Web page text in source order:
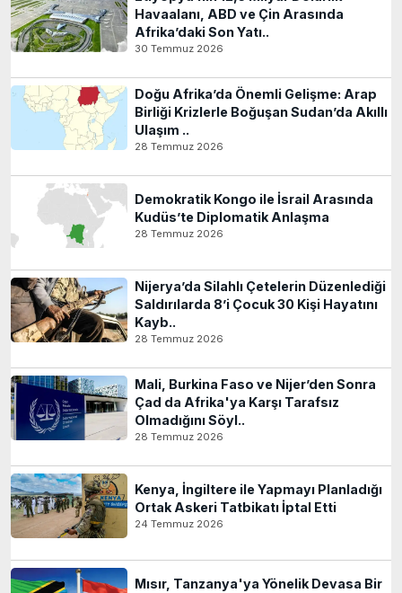
Havaalanı, ABD ve Çin Arasında
Afrika’daki Son Yatı..
30 Temmuz 2026
Doğu Afrika’da Önemli Gelişme: Arap
Birliği Krizlerle Boğuşan Sudan’da Akıllı
Ulaşım ..
28 Temmuz 2026
Demokratik Kongo ile İsrail Arasında
Kudüs’te Diplomatik Anlaşma
28 Temmuz 2026
Nijerya’da Silahlı Çetelerin Düzenlediği
Saldırılarda 8’i Çocuk 30 Kişi Hayatını
Kayb..
28 Temmuz 2026
Mali, Burkina Faso ve Nijer’den Sonra
Çad da Afrika'ya Karşı Tarafsız
Olmadığını Söyl..
28 Temmuz 2026
Kenya, İngiltere ile Yapmayı Planladığı
Ortak Askeri Tatbikatı İptal Etti
24 Temmuz 2026
Mısır, Tanzanya'ya Yönelik Devasa Bir